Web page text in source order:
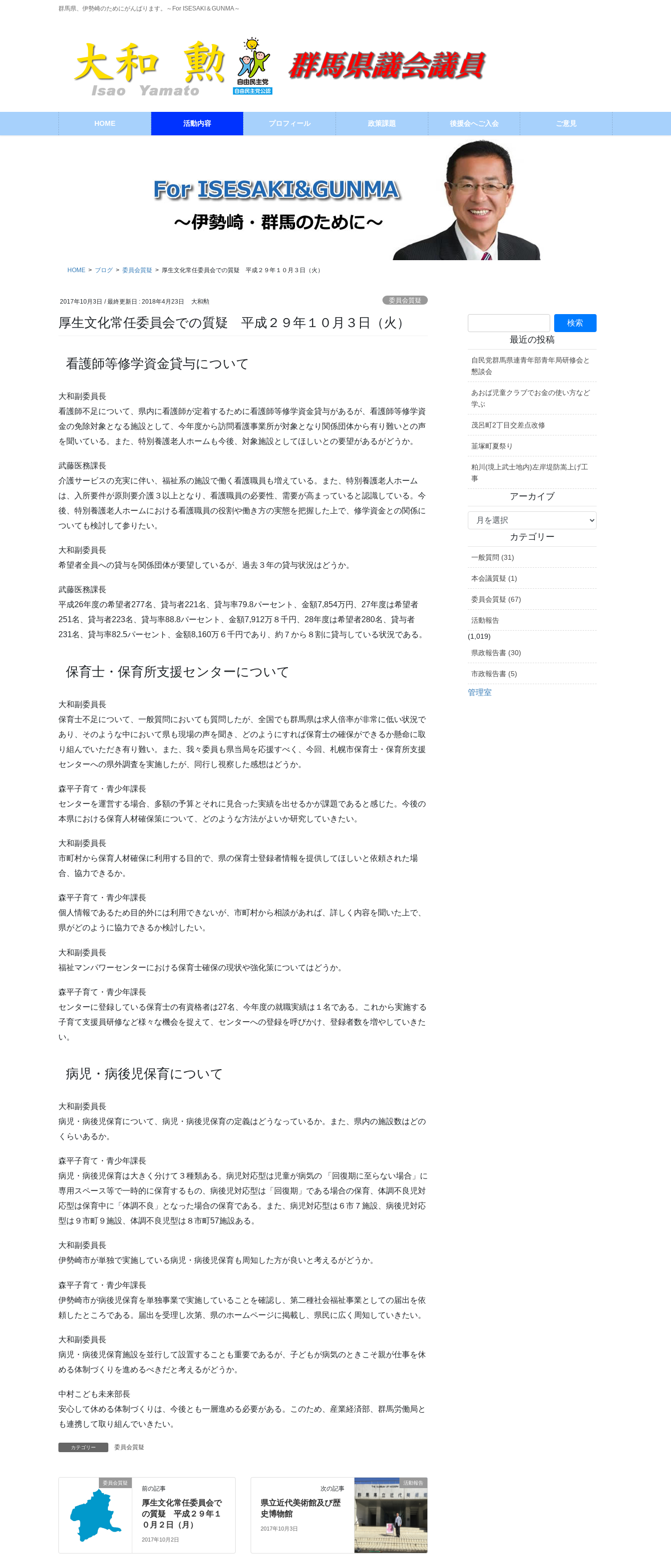
動
群馬県、伊勢崎のためにがんばります。～For ISESAKI＆GUNMA～
HOME 活動内容 プロフィール 政策課題 後援会へご入会 ご意見
ブログ
HOME ブログ 委員会質疑 厚生文化常任委員会での質疑 平成２９年１０月３日（火）
2017年10月3日 / 最終更新日 : 2018年4月23日 大和勲 委員会質疑
厚生文化常任委員会での質疑 平成２９年１０月３日（火）
看護師等修学資金貸与について
大和副委員長
看護師不足について、県内に看護師が定着するために看護師等修学資金貸与があるが、看護師等修学資
金の免除対象となる施設として、今年度から訪問看護事業所が対象となり関係団体から有り難いとの声
を聞いている。また、特別養護老人ホームも今後、対象施設としてほしいとの要望があるがどうか。
武藤医務課長
介護サービスの充実に伴い、福祉系の施設で働く看護職員も増えている。また、特別養護老人ホーム
は、入所要件が原則要介護３以上となり、看護職員の必要性、需要が高まっていると認識している。今
後、特別養護老人ホームにおける看護職員の役割や働き方の実態を把握した上で、修学資金との関係に
ついても検討して参りたい。
大和副委員長
希望者全員への貸与を関係団体が要望しているが、過去３年の貸与状況はどうか。
武藤医務課長
平成26年度の希望者277名、貸与者221名、貸与率79.8パーセント、金額7,854万円、27年度は希望者
251名、貸与者223名、貸与率88.8パーセント、金額7,912万８千円、28年度は希望者280名、貸与者
231名、貸与率82.5パーセント、金額8,160万６千円であり、約７から８割に貸与している状況である。
保育士・保育所支援センターについて
大和副委員長
保育士不足について、一般質問においても質問したが、全国でも群馬県は求人倍率が非常に低い状況で
あり、そのような中において県も現場の声を聞き、どのようにすれば保育士の確保ができるか懸命に取
り組んでいただき有り難い。また、我々委員も県当局を応援すべく、今回、札幌市保育士・保育所支援
センターへの県外調査を実施したが、同行し視察した感想はどうか。
森平子育て・青少年課長
センターを運営する場合、多額の予算とそれに見合った実績を出せるかが課題であると感じた。今後の
本県における保育人材確保策について、どのような方法がよいか研究していきたい。
大和副委員長
市町村から保育人材確保に利用する目的で、県の保育士登録者情報を提供してほしいと依頼された場
合、協力できるか。
森平子育て・青少年課長
個人情報であるため目的外には利用できないが、市町村から相談があれば、詳しく内容を聞いた上で、
県がどのように協力できるか検討したい。
大和副委員長
福祉マンパワーセンターにおける保育士確保の現状や強化策についてはどうか。
森平子育て・青少年課長
センターに登録している保育士の有資格者は27名、今年度の就職実績は１名である。これから実施する
子育て支援員研修など様々な機会を捉えて、センターへの登録を呼びかけ、登録者数を増やしていきた
い。
病児・病後児保育について
大和副委員長
病児・病後児保育について、病児・病後児保育の定義はどうなっているか。また、県内の施設数はどの
くらいあるか。
森平子育て・青少年課長
病児・病後児保育は大きく分けて３種類ある。病児対応型は児童が病気の 「回復期に至らない場合」に
専用スペース等で一時的に保育するもの、病後児対応型は「回復期」である場合の保育、体調不良児対
応型は保育中に「体調不良」となった場合の保育である。また、病児対応型は６市７施設、病後児対応
型は９市町９施設、体調不良児型は８市町57施設ある。
大和副委員長
伊勢崎市が単独で実施している病児・病後児保育も周知した方が良いと考えるがどうか。
森平子育て・青少年課長
伊勢崎市が病後児保育を単独事業で実施していることを確認し、第二種社会福祉事業としての届出を依
頼したところである。届出を受理し次第、県のホームページに掲載し、県民に広く周知していきたい。
大和副委員長
病児・病後児保育施設を並行して設置することも重要であるが、子どもが病気のときこそ親が仕事を休
める体制づくりを進めるべきだと考えるがどうか。
中村こども未来部長
安心して休める体制づくりは、今後とも一層進める必要がある。このため、産業経済部、群馬労働局と
も連携して取り組んでいきたい。
カテゴリー 委員会質疑
委員会質疑
前の記事
厚生文化常任委員会で
の質疑 平成２９年１
０月２日（月）
2017年10月2日
活動報告
次の記事
県立近代美術館及び歴
史博物館
2017年10月3日
最近の投稿
自民党群馬県連青年部青年局研修会と
懇談会
あおば児童クラブでお金の使い方など
学ぶ
茂呂町2丁目交差点改修
韮塚町夏祭り
粕川(境上武士地内)左岸堤防嵩上げ工
事
アーカイブ
ア
イ
ブ
カテゴリー
一般質問 (31)
本会議質疑 (1)
委員会質疑 (67)
活動報告
(1,019)
県政報告書 (30)
市政報告書 (5)
管理室